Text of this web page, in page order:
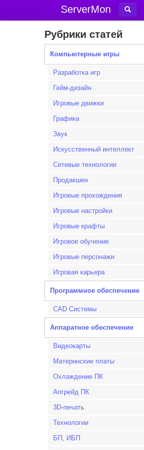
ServerMon
Рубрики статей
Компьютерные игры
Разработка игр
Гейм-дизайн
Игровые движки
Графика
Звук
Искусственный интеллект
Сетевые технологии
Продакшен
Игровые прохождения
Игровые настройки
Игровые крафты
Игровое обучение
Игровые персонажи
Игровая карьера
Программное обеспечение
CAD Системы
Аппаратное обеспечение
Видеокарты
Материнские платы
Охлаждение ПК
Апгрейд ПК
3D-печать
Технологии
БП, ИБП